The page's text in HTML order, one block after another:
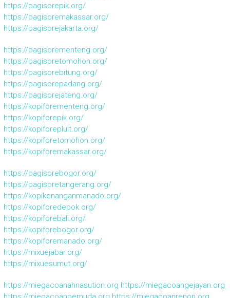
https://pagisorepik.org/
https://pagisoremakassar.org/
https://pagisorejakarta.org/
https://pagisorementeng.org/
https://pagisoretomohon.org/
https://pagisorebitung.org/
https://pagisorepadang.org/
https://pagisorejateng.org/
https://kopiforementeng.org/
https://kopiforepik.org/
https://kopiforepluit.org/
https://kopiforetomohon.org/
https://kopiforemakassar.org/
https://pagisorebogor.org/
https://pagisoretangerang.org/
https://kopikenanganmanado.org/
https://kopiforedepok.org/
https://kopiforebali.org/
https://kopiforebogor.org/
https://kopiforemanado.org/
https://mixuejabar.org/
https://mixuesumut.org/
https://miegacoanahnasution.org https://miegacoangejayan.org